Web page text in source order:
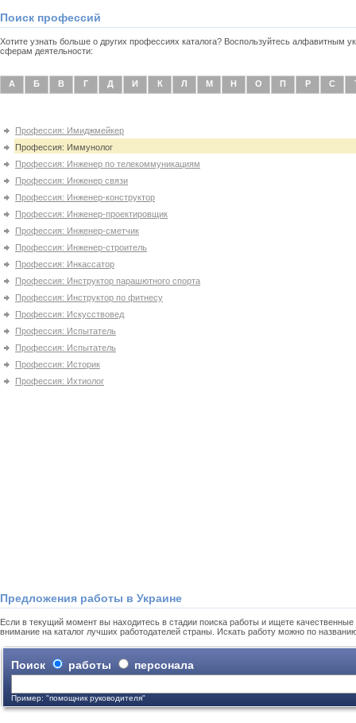
Поиск профессий
Хотите узнать больше о других профессиях каталога? Воспользуйтесь алфавитным
сферам деятельности:
А Б В Г Д И К Л М Н О П Р С
Профессия: Имиджмейкер
Профессия: Иммунолог
Профессия: Инженер по телекоммуникациям
Профессия: Инженер связи
Профессия: Инженер-конструктор
Профессия: Инженер-проектировщик
Профессия: Инженер-сметчик
Профессия: Инженер-строитель
Профессия: Инкассатор
Профессия: Инструктор парашютного спорта
Профессия: Инструктор по фитнесу
Профессия: Искусствовед
Профессия: Испытатель
Профессия: Испытатель
Профессия: Историк
Профессия: Ихтиолог
Предложения работы в Украине
Если в текущий момент вы находитесь в стадии поиска работы и ищете
внимание на каталог лучших работодателей страны. Искать работу можно по
Поиск работы персонала
Пример: "помощник руководителя"